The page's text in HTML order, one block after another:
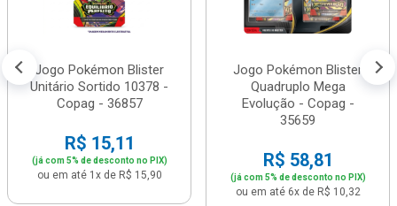
Jogo Pokémon Blister
Unitário Sortido 10378 -
Copag - 36857
R$ 15,11
(já com 5% de desconto no PIX)
ou em até 1x de R$ 15,90
Jogo Pokémon Blister
Quadruplo Mega
Evolução - Copag -
35659
R$ 58,81
(já com 5% de desconto no PIX)
ou em até 6x de R$ 10,32